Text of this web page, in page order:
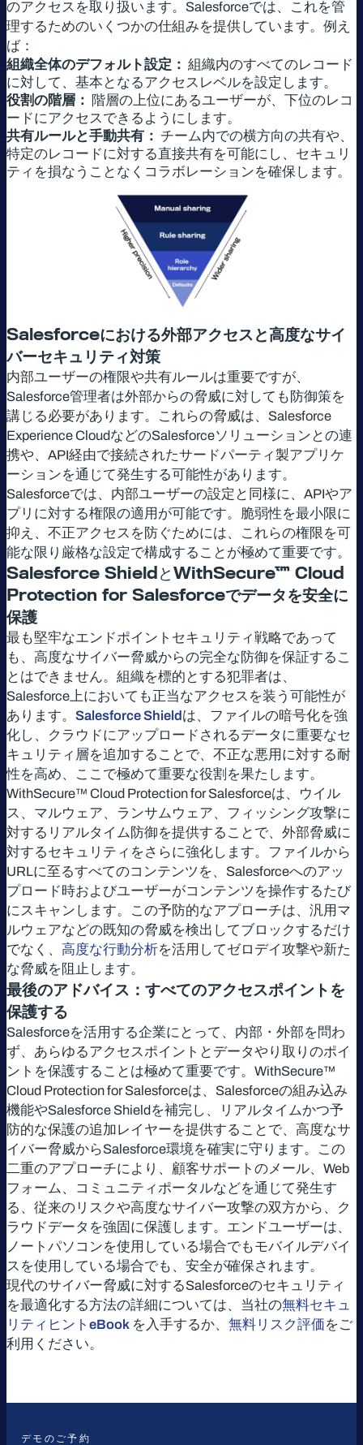
のアクセスを取り扱います。Salesforceでは、これを管
理するためのいくつかの仕組みを提供しています。例え
ば：
組織全体のデフォルト設定： 組織内のすべてのレコード
に対して、基本となるアクセスレベルを設定します。
役割の階層：
階層の上位にあるユーザーが、下位のレコ
ードにアクセスできるようにします。
共有ルールと手動共有： チーム内での横方向の共有や、
特定のレコードに対する直接共有を可能にし、セキュリ
ティを損なうことなくコラボレーションを確保します。
Salesforceにおける外部アクセスと高度なサイ
バーセキュリティ対策
内部ユーザーの権限や共有ルールは重要ですが、
Salesforce管理者は外部からの脅威に対しても防御策を
講じる必要があります。これらの脅威は、Salesforce
Experience CloudなどのSalesforceソリューションとの連
携や、API経由で接続されたサードパーティ製アプリケ
ーションを通じて発生する可能性があります。
Salesforceでは、内部ユーザーの設定と同様に、APIやア
プリに対する権限の適用が可能です。脆弱性を最小限に
抑え、不正アクセスを防ぐためには、これらの権限を可
能な限り厳格な設定で構成することが極めて重要です。
Salesforce ShieldとWithSecure™ Cloud
Protection for Salesforceでデータを安全に
保護
最も堅牢なエンドポイントセキュリティ戦略であって
も、高度なサイバー脅威からの完全な防御を保証するこ
とはできません。組織を標的とする犯罪者は、
Salesforce上においても正当なアクセスを装う可能性が
あります。 Salesforce Shield は、ファイルの暗号化を強
化し、クラウドにアップロードされるデータに重要なセ
キュリティ層を追加することで、不正な悪用に対する耐
性を高め、ここで極めて重要な役割を果たします。
WithSecure™ Cloud Protection for Salesforceは、ウイル
ス、マルウェア、ランサムウェア、フィッシング攻撃に
対するリアルタイム防御を提供することで、外部脅威に
対するセキュリティをさらに強化します。ファイルから
URLに至るすべてのコンテンツを、Salesforceへのアッ
プロード時およびユーザーがコンテンツを操作するたび
にスキャンします。この予防的なアプローチは、汎用マ
ルウェアなどの既知の脅威を検出してブロックするだけ
でなく、 高度な行動分析を活用してゼロデイ攻撃や新た
な脅威を阻止します。
最後のアドバイス：すべてのアクセスポイントを
保護する
Salesforceを活用する企業にとって、内部・外部を問わ
ず、あらゆるアクセスポイントとデータやり取りのポイ
ントを保護することは極めて重要です。WithSecure™
Cloud Protection for Salesforceは、Salesforceの組み込み
機能やSalesforce Shieldを補完し、リアルタイムかつ予
防的な保護の追加レイヤーを提供することで、高度なサ
イバー脅威からSalesforce環境を確実に守ります。この
二重のアプローチにより、顧客サポートのメール、Web
フォーム、コミュニティポータルなどを通じて発生す
る、従来のリスクや高度なサイバー攻撃の双方から、ク
ラウドデータを強固に保護します。エンドユーザーは、
ノートパソコンを使用している場合でもモバイルデバイ
スを使用している場合でも、安全が確保されます。
現代のサイバー脅威に対するSalesforceのセキュリティ
を最適化する方法の詳細については、当社の無料セキュ
リティヒントeBook を入手するか、 無料リスク評価をご
利用ください。
デモのご予約